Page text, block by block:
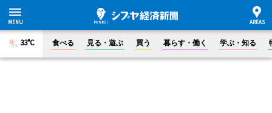
33°C 食べる 見る・遊ぶ 買う 暮らす・働く 学ぶ・知る